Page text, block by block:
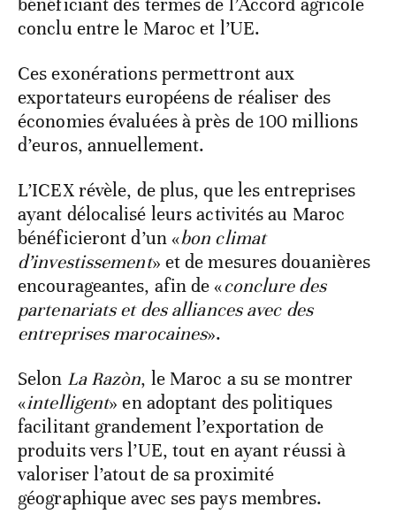
bénéficiant des termes de l’Accord agricole
conclu entre le Maroc et l’UE.
Ces exonérations permettront aux
exportateurs européens de réaliser des
économies évaluées à près de 100 millions
d’euros, annuellement.
L’ICEX révèle, de plus, que les entreprises
ayant délocalisé leurs activités au Maroc
bénéficieront d’un «bon climat
d’investissement» et de mesures douanières
encourageantes, afin de «conclure des
partenariats et des alliances avec des
entreprises marocaines».
Selon La Razòn, le Maroc a su se montrer
«intelligent» en adoptant des politiques
facilitant grandement l’exportation de
produits vers l’UE, tout en ayant réussi à
valoriser l’atout de sa proximité
géographique avec ses pays membres.